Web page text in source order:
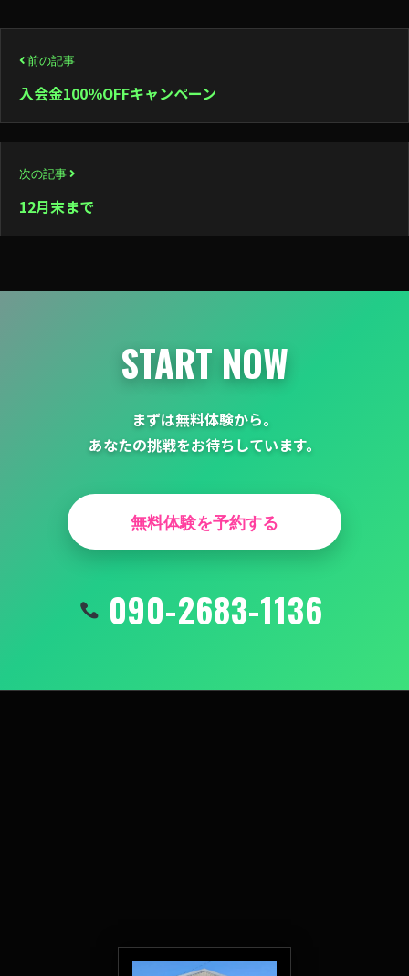
稿
ナ
ビ
ゲ
ー
ョ
前の記事
入会金100％OFFキャンペーン
次の記事
12月末まで
START NOW
まずは無料体験から。
あなたの挑戦をお待ちしています。
無料体験を予約する
090-2683-1136